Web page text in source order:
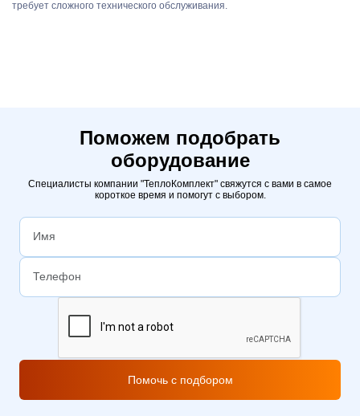
требует сложного технического обслуживания.
Поможем подобрать
оборудование
Специалисты компании "ТеплоКомплект" свяжутся с вами в самое
короткое время и помогут с выбором.
Помочь с подбором